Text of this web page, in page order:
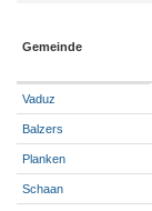
Gemeinde
Vaduz
Balzers
Planken
Schaan